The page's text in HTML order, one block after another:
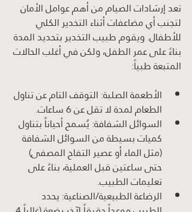
تعد إرشادات الصيام من أهم عوامل الأمان
لتجنب أي مضاعفات أثناء التخدير الكلي
للأطفال. ويقوم طبيب التخدير بتحديد المدة
بناءً على عمر الطفل، ولكن في أغلب الحالات
المتبعة طبياً:
الأطعمة الصلبة: التوقف التام عن تناول
الطعام لمدة لا تقل عن 6 ساعات.
السوائل الشفافة: يُسمح أحياناً بتناول
كميات بسيطة من السوائل الشفافة
(مثل الماء أو عصير التفاح المصفى)
حتى ساعتين قبل العملية، بناءً على
تعليمات الطبيب.
الرضاعة الطبيعية/الصناعية: يحدد